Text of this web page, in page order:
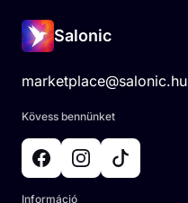
Salonic
marketplace@salonic.hu
Kövess bennünket
Információ